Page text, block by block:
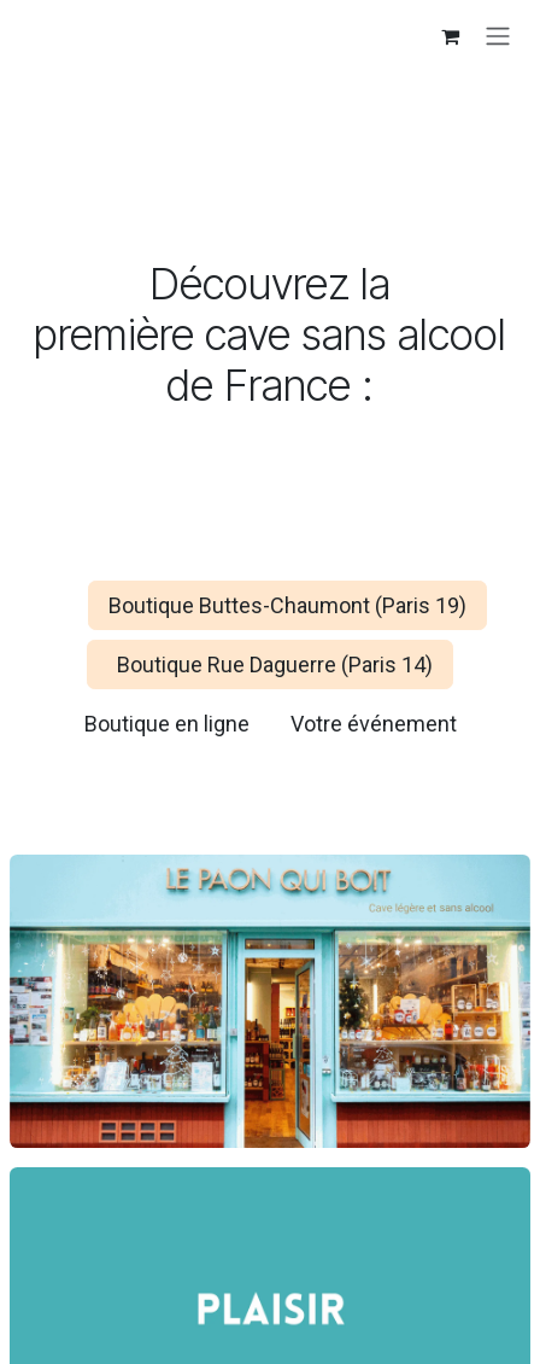
Découvrez la
première cave sans alcool
de France :
Boutique Buttes-Chaumont (Paris 19)
Boutique Rue Daguerre (Paris 14)
Boutique en ligne Votre événement